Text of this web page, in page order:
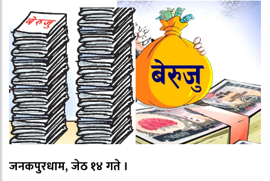
जनकपुरधाम, जेठ १४ गते ।